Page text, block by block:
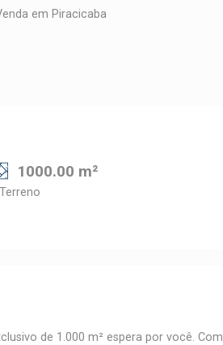
em Piracicaba
1000.00 m²
de 1.000 m² espera por você. Com